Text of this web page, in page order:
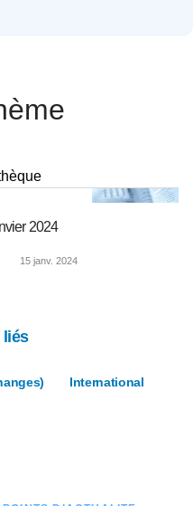
2024
15 janv. 2024
liés
International